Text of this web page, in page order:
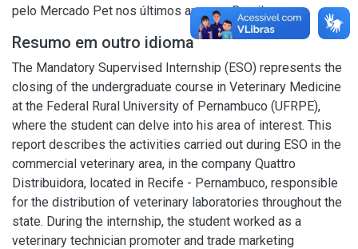
pelo Mercado Pet nos últimos anos no Brasil.
Resumo em outro idioma
The Mandatory Supervised Internship (ESO) represents the
closing of the undergraduate course in Veterinary Medicine
at the Federal Rural University of Pernambuco (UFRPE),
where the student can delve into his area of interest. This
report describes the activities carried out during ESO in the
commercial veterinary area, in the company Quattro
Distribuidora, located in Recife - Pernambuco, responsible
for the distribution of veterinary laboratories throughout the
state. During the internship, the student worked as a
veterinary technician promoter and trade marketing